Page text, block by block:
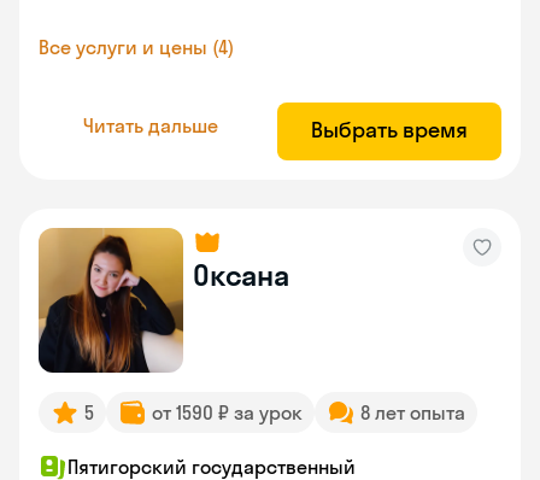
Все услуги и цены (4)
Читать дальше Выбрать время
Оксана
5 от 1590 ₽ за урок 8 лет опыта
Пятигорский государственный